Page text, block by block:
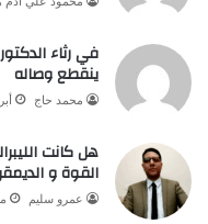
في رثاء
ينقطع وصاله
محمد حاج
هل كانت
القوة و
عمرو سليم